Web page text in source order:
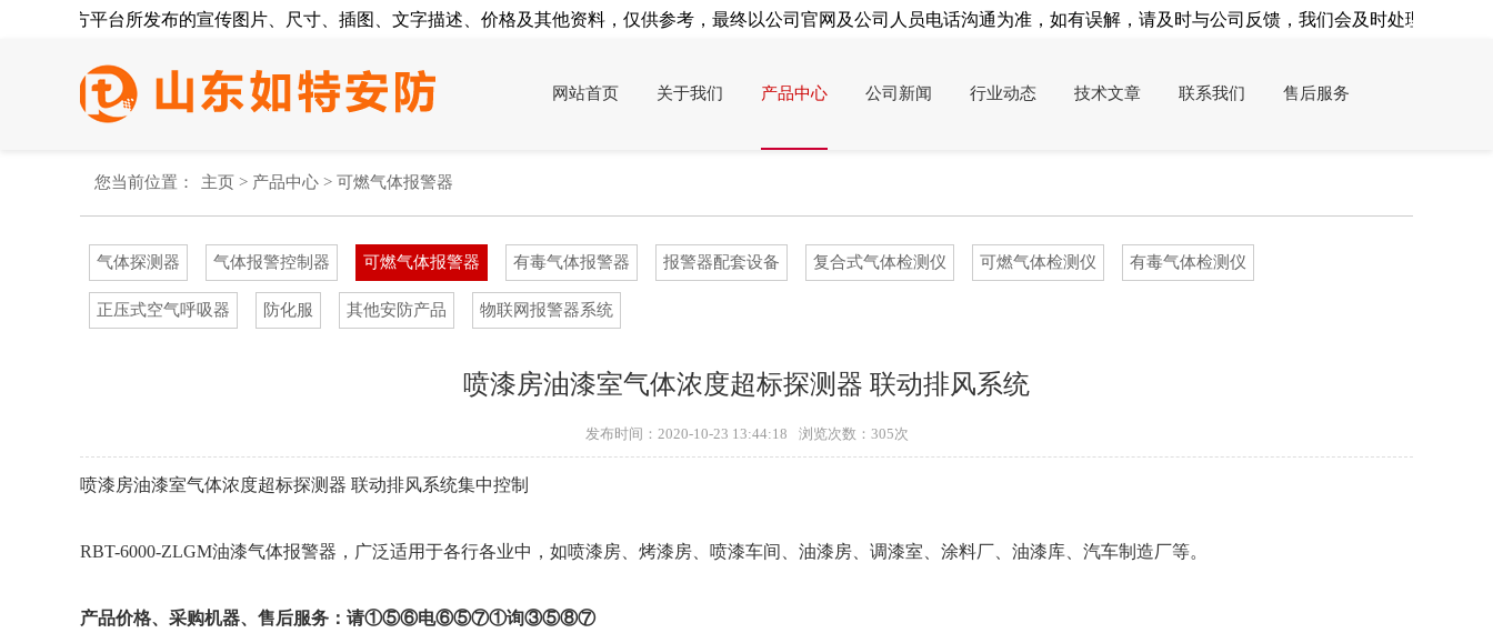
第三方平台所发布的宣传图片、尺寸、插图、文字描述、价格及其他资料，仅供参考，最终以公司官网及公司人员电话沟通为准，如有误解，请及时与公司反馈，我们会及时处理！
网站首页 关于我们 产品中心 公司新闻 行业动态 技术文章 联系我们 售后服务
您当前位置： 主页 > 产品中心 > 可燃气体报警器
气体探测器 气体报警控制器 可燃气体报警器 有毒气体报警器 报警器配套设备 复合式气体检测仪 可燃气体检测仪 有毒气体检测仪
正压式空气呼吸器 防化服 其他安防产品 物联网报警器系统
喷漆房油漆室气体浓度超标探测器 联动排风系统
发布时间：2020-10-23 13:44:18 浏览次数： 305次
喷漆房油漆室气体浓度超标探测器 联动排风系统集中控制
RBT-6000-ZLGM油漆气体报警器，广泛适用于各行各业中，如喷漆房、烤漆房、喷漆车间、油漆房、调漆室、涂料厂、油漆库、汽车制造厂等。
产品价格、采购机器、售后服务 ：请①⑤⑥电⑥⑤⑦①询③⑤⑧⑦